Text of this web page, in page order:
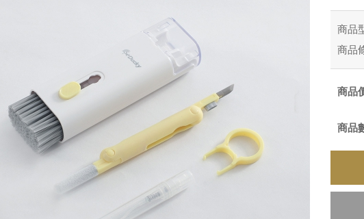
商品
商品
商品
商品